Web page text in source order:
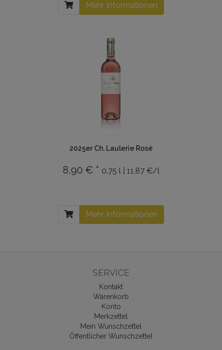
Mehr Informationen
2025er Ch. Laulerie Rosé
8,90 € * 0.75 l | 11,87 €/l
Mehr Informationen
SERVICE
Kontakt
Warenkorb
Konto
Merkzettel
Mein Wunschzettel
Öffentlicher Wunschzettel